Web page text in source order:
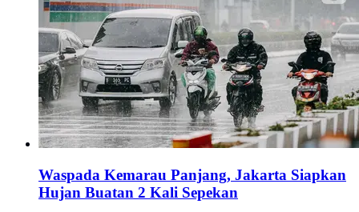
Waspada Kemarau Panjang, Jakarta Siapkan
Hujan Buatan 2 Kali Sepekan